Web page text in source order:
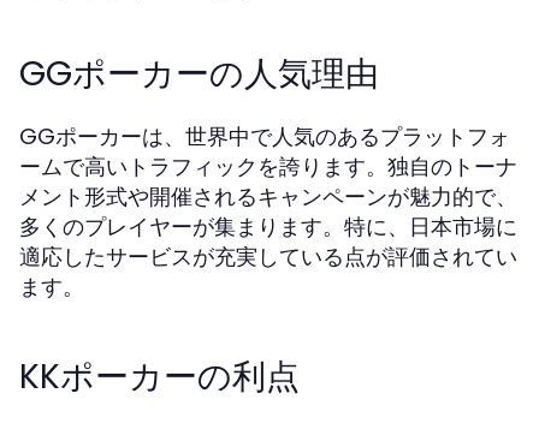
GGポーカーの人気理由
GGポーカーは、世界中で人気のあるプラットフォ
ームで高いトラフィックを誇ります。独自のトーナ
メント形式や開催されるキャンペーンが魅力的で、
多くのプレイヤーが集まります。特に、日本市場に
適応したサービスが充実している点が評価されてい
ます。
KKポーカーの利点